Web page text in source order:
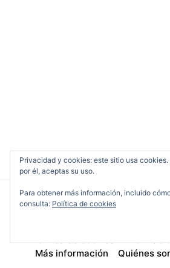
Más información
Quiénes
Privacidad y cookies: este sitio usa
por él, aceptas su uso.
Para obtener más información, incluido
consulta: Política de cookies